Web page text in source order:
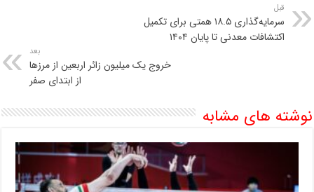
قبل
سرمایه‌گذاری ۱۸.۵ همتی برای تکمیل
اکتشافات معدنی تا پایان ۱۴۰۴
بعد
خروج یک میلیون زائر اربعین از مرزها
از ابتدای صفر
نوشته های مشابه